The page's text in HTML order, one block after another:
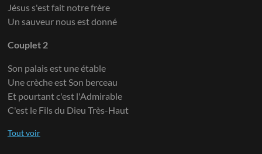
Jésus s'est fait notre frère
Un sauveur nous est donné
Couplet 2
Son palais est une étable
Une crèche est Son berceau
Et pourtant c'est l'Admirable
C'est le Fils du Dieu Très-Haut